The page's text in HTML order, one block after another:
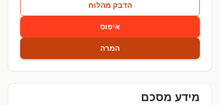
הדבק מהלוח
איפוס
המרה
מידע מסכם